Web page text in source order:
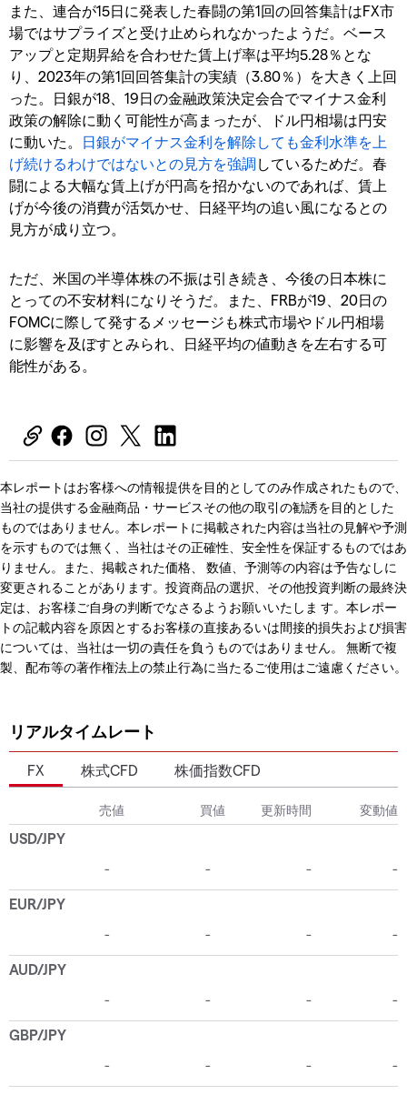
また、連合が15日に発表した春闘の第1回の回答集計はFX市
場ではサプライズと受け止められなかったようだ。ベース
アップと定期昇給を合わせた賃上げ率は平均5.28％とな
り、2023年の第1回回答集計の実績（3.80％）を大きく上回
った。日銀が18、19日の金融政策決定会合でマイナス金利
政策の解除に動く可能性が高まったが、ドル円相場は円安
に動いた。
日銀がマイナス金利を解除しても金利水準を上
げ続けるわけではないとの見方を強調 しているためだ。春
闘による大幅な賃上げが円高を招かないのであれば、賃上
げが今後の消費が活気かせ、日経平均の追い風になるとの
見方が成り立つ。
ただ、米国の半導体株の不振は引き続き、今後の日本株に
とっての不安材料になりそうだ。また、FRBが19、20日の
FOMCに際して発するメッセージも株式市場やドル円相場
に影響を及ぼすとみられ、日経平均の値動きを左右する可
能性がある。
本レポートはお客様への情報提供を目的としてのみ作成されたもので、
当社の提供する金融商品・サービスその他の取引の勧誘を目的とした
ものではありません。本レポートに掲載された内容は当社の見解や予測
を示すものでは無く、当社はその正確性、安全性を保証するものではあ
りません。また、掲載された価格、 数値、予測等の内容は予告なしに
変更されることがあります。投資商品の選択、その他投資判断の最終決
定は、お客様ご自身の判断でなさるようお願いいたしま す。本レポー
トの記載内容を原因とするお客様の直接あるいは間接的損失および損害
については、当社は一切の責任を負うものではありません。 無断で複
製、配布等の著作権法上の禁止行為に当たるご使用はご遠慮ください。
リアルタイムレート
FX 株式CFD 株価指数CFD